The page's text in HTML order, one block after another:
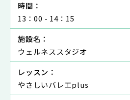
時間：
13：00 - 14：15
施設名：
ウェルネススタジオ
レッスン：
やさしいバレエplus